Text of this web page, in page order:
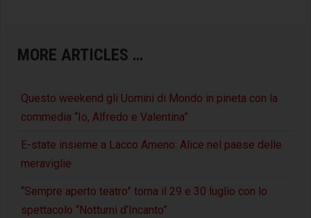
MORE ARTICLES …
Questo weekend gli Uomini di Mondo in pineta con la
commedia “Io, Alfredo e Valentina”
E-state insieme a Lacco Ameno: Alice nel paese delle
meraviglie
“Sempre aperto teatro” torna il 29 e 30 luglio con lo
spettacolo “Notturni d’Incanto”